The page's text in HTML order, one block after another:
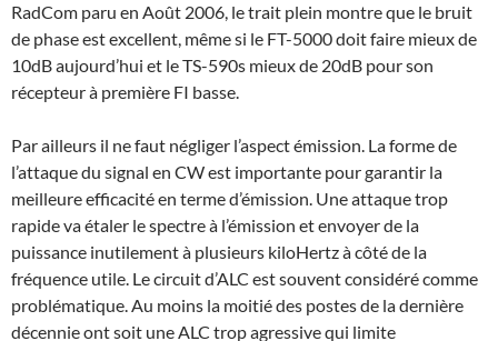
RadCom paru en Août 2006, le trait plein montre que le bruit
de phase est excellent, même si le FT-5000 doit faire mieux de
10dB aujourd’hui et le TS-590s mieux de 20dB pour son
récepteur à première FI basse.
Par ailleurs il ne faut négliger l’aspect émission. La forme de
l’attaque du signal en CW est importante pour garantir la
meilleure efficacité en terme d’émission. Une attaque trop
rapide va étaler le spectre à l’émission et envoyer de la
puissance inutilement à plusieurs kiloHertz à côté de la
fréquence utile. Le circuit d’ALC est souvent considéré comme
problématique. Au moins la moitié des postes de la dernière
décennie ont soit une ALC trop agressive qui limite